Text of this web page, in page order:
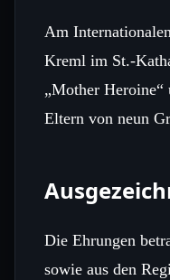
Am
Kreml im St.-
„Mother Heroine“
Eltern von neun
Die Ehrungen
sowie aus den